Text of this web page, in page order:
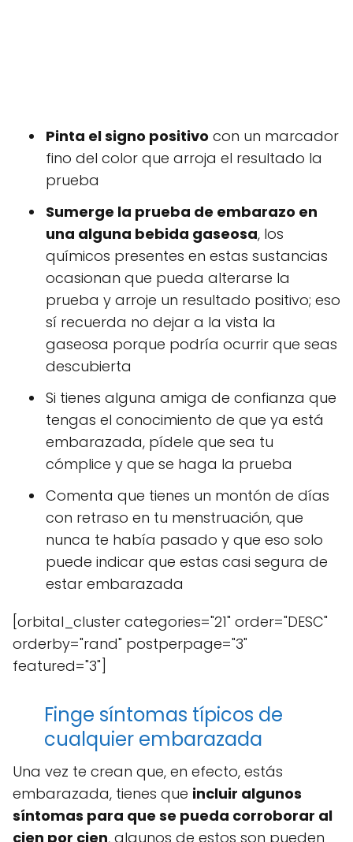
Pinta el signo positivo con un marcador
fino del color que arroja el resultado la
prueba
Sumerge la prueba de embarazo en
una alguna bebida gaseosa, los
químicos presentes en estas sustancias
ocasionan que pueda alterarse la
prueba y arroje un resultado positivo; eso
sí recuerda no dejar a la vista la
gaseosa porque podría ocurrir que seas
descubierta
Si tienes alguna amiga de confianza que
tengas el conocimiento de que ya está
embarazada, pídele que sea tu
cómplice y que se haga la prueba
Comenta que tienes un montón de días
con retraso en tu menstruación, que
nunca te había pasado y que eso solo
puede indicar que estas casi segura de
estar embarazada
[orbital_cluster categories="21" order="DESC"
orderby="rand" postperpage="3"
featured="3"]
Finge síntomas típicos de
cualquier embarazada
Una vez te crean que, en efecto, estás
embarazada, tienes que incluir algunos
síntomas para que se pueda corroborar al
cien por cien, algunos de estos son pueden